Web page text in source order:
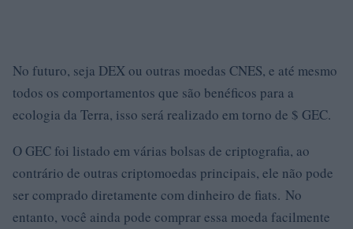
No futuro, seja DEX ou outras moedas CNES, e até mesmo
todos os comportamentos que são benéficos para a
ecologia da Terra, isso será realizado em torno de $ GEC.
O GEC foi listado em várias bolsas de criptografia, ao
contrário de outras criptomoedas principais, ele não pode
ser comprado diretamente com dinheiro de fiats. No
entanto, você ainda pode comprar essa moeda facilmente